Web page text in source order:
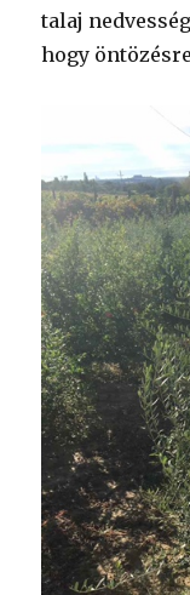
talaj
hogy